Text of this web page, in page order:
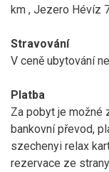
km , Jezero Hévíz
Stravování
V ceně ubytování
Platba
Za pobyt je možné
bankovní převod,
szechenyi relax
rezervace ze